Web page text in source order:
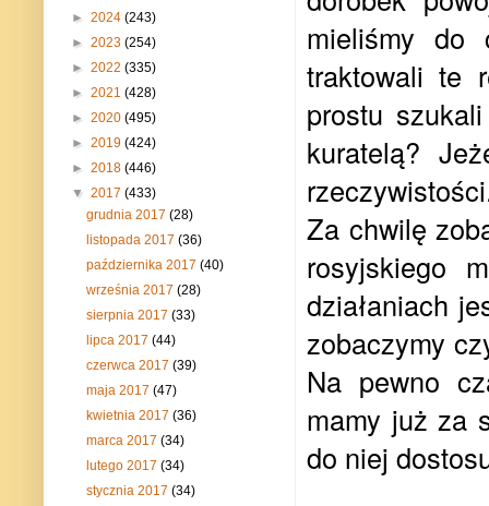
mieliśmy do
traktowali te
prostu
kuratelą?
Za chwilę
rosyjskiego
działaniach
zobaczymy
Na pewno
mamy już za
do niej
► 2024 (243)
► 2023 (254)
► 2022 (335)
► 2021 (428)
► 2020 (495)
► 2019 (424)
► 2018 (446)
▼ 2017 (433)
grudnia 2017(28)
listopada 2017(36)
października 2017(40)
września 2017(28)
sierpnia 2017(33)
lipca 2017(44)
czerwca 2017(39)
maja 2017(47)
kwietnia 2017(36)
marca 2017(34)
lutego 2017(34)
stycznia 2017(34)